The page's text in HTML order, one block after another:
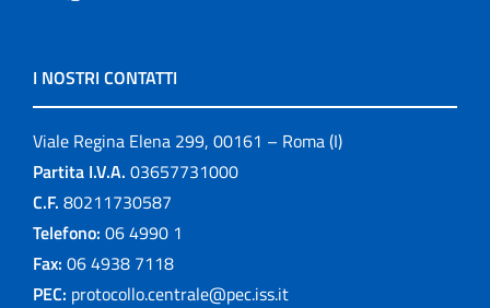
I NOSTRI CONTATTI
Viale Regina Elena 299, 00161 – Roma (I)
Partita I.V.A. 03657731000
C.F. 80211730587
Telefono: 06 4990 1
Fax: 06 4938 7118
PEC: protocollo.centrale@pec.iss.it